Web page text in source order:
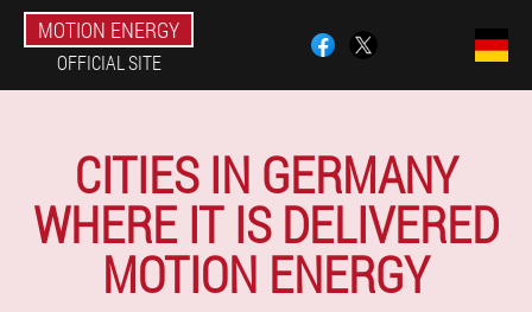
MOTION ENERGY
OFFICIAL SITE
CITIES IN GERMANY
WHERE IT IS DELIVERED
MOTION ENERGY